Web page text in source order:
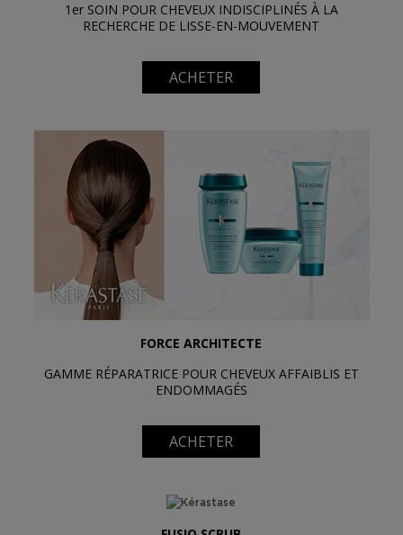
1er SOIN POUR CHEVEUX INDISCIPLINÉS À LA
RECHERCHE DE LISSE-EN-MOUVEMENT
ACHETER
FORCE ARCHITECTE
GAMME RÉPARATRICE POUR CHEVEUX AFFAIBLIS ET
ENDOMMAGÉS
ACHETER